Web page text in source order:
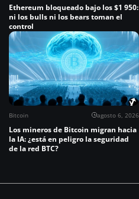
Ethereum bloqueado bajo los $1 950:
ni los bulls ni los bears toman el
control
Bitcoin agosto 6, 2026
Los mineros de Bitcoin migran hacia
la IA: ¿está en peligro la seguridad
de la red BTC?